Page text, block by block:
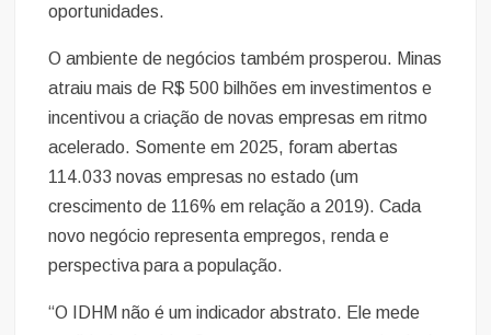
oportunidades.
O ambiente de negócios também prosperou. Minas
atraiu mais de R$ 500 bilhões em investimentos e
incentivou a criação de novas empresas em ritmo
acelerado. Somente em 2025, foram abertas
114.033 novas empresas no estado (um
crescimento de 116% em relação a 2019). Cada
novo negócio representa empregos, renda e
perspectiva para a população.
“O IDHM não é um indicador abstrato. Ele mede